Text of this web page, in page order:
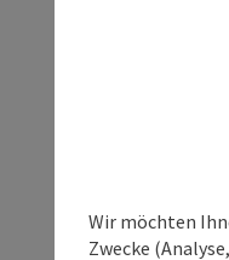
Wir möchten
Zwecke